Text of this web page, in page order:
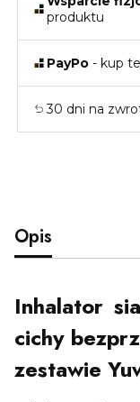
produktu
PayPo- kup
30 dni na
Opis
Inhalator
cichy
zestawie